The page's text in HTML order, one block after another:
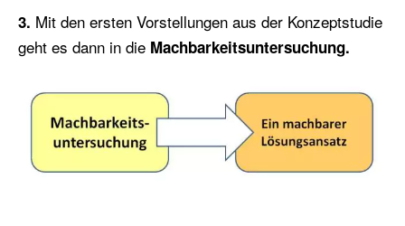
3. Mit den ersten Vorstellungen aus der Konzeptstudie
geht es dann in die Machbarkeitsuntersuchung.